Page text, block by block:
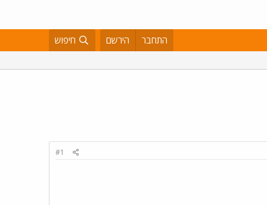
התחבר הירשם חיפוש
#1